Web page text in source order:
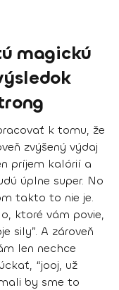
magickú
k tomu, že
zvýšený výdaj
príjem kalórií a
úplne super. No
takto to nie je.
ktoré vám povie,
sily”. A zároveň
len nechce
“jooj, už
by sme to